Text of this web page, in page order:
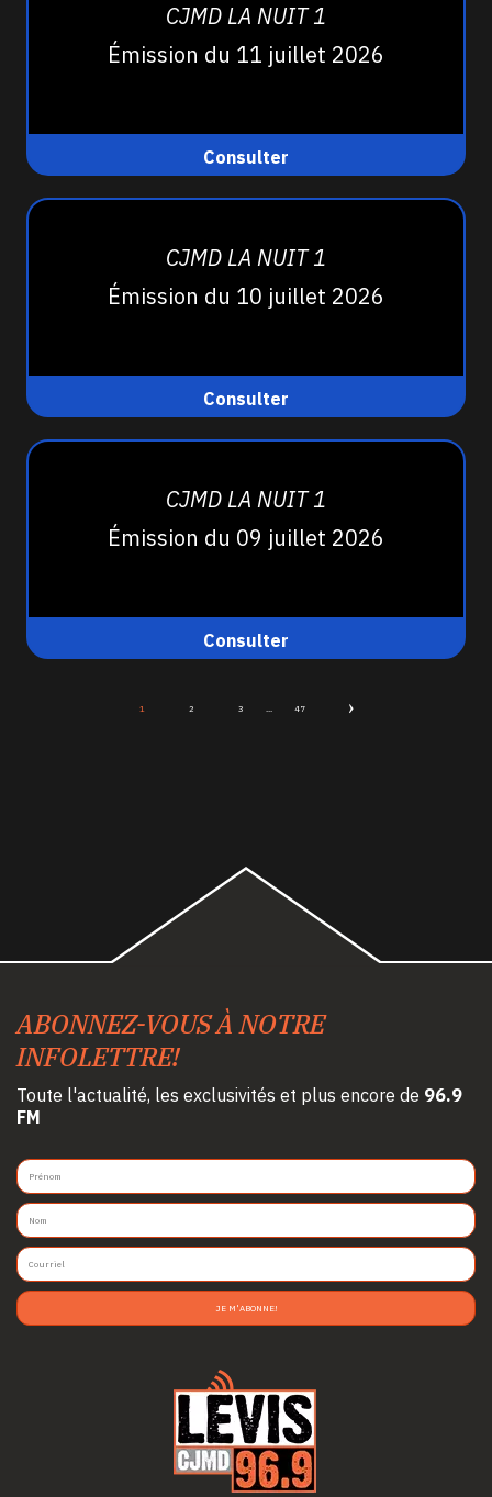
CJMD LA NUIT 1
Émission du 11 juillet 2026
Consulter
CJMD LA NUIT 1
Émission du 10 juillet 2026
Consulter
CJMD LA NUIT 1
Émission du 09 juillet 2026
Consulter
1 2 3 ... 47
ABONNEZ-VOUS À NOTRE
INFOLETTRE!
Toute l'actualité, les exclusivités et plus encore de 96.9
FM
JE M'ABONNE!